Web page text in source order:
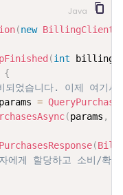
(new
(int
{
습니다. 이제 여기서
=
(params ,
(
에게 할당하고 소비/확
Java